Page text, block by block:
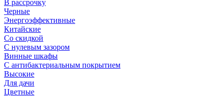
В рассрочку
Черные
Энергоэффективные
Китайские
Со скидкой
С нулевым зазором
Винные шкафы
С антибактериальным покрытием
Высокие
Для дачи
Цветные